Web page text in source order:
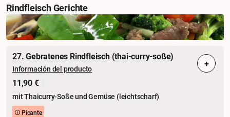
Rindfleisch Gerichte
27. Gebratenes Rindfleisch (thai-curry-soße)
Información del producto
11,90 €
mit Thaicurry-Soße und Gemüse (leichtscharf)
Picante
+